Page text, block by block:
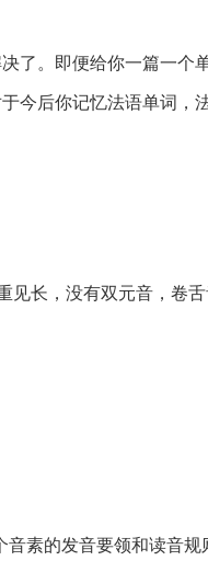
了。即便给你一篇一个
今后你记忆法语单词，
长，没有双元音，卷舌
素的发音要领和读音规